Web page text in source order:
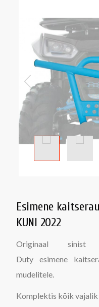
Esimene
KUNI 2022
Originaal
Duty esimene
mudelitele.
Komplektis kõik vajalik